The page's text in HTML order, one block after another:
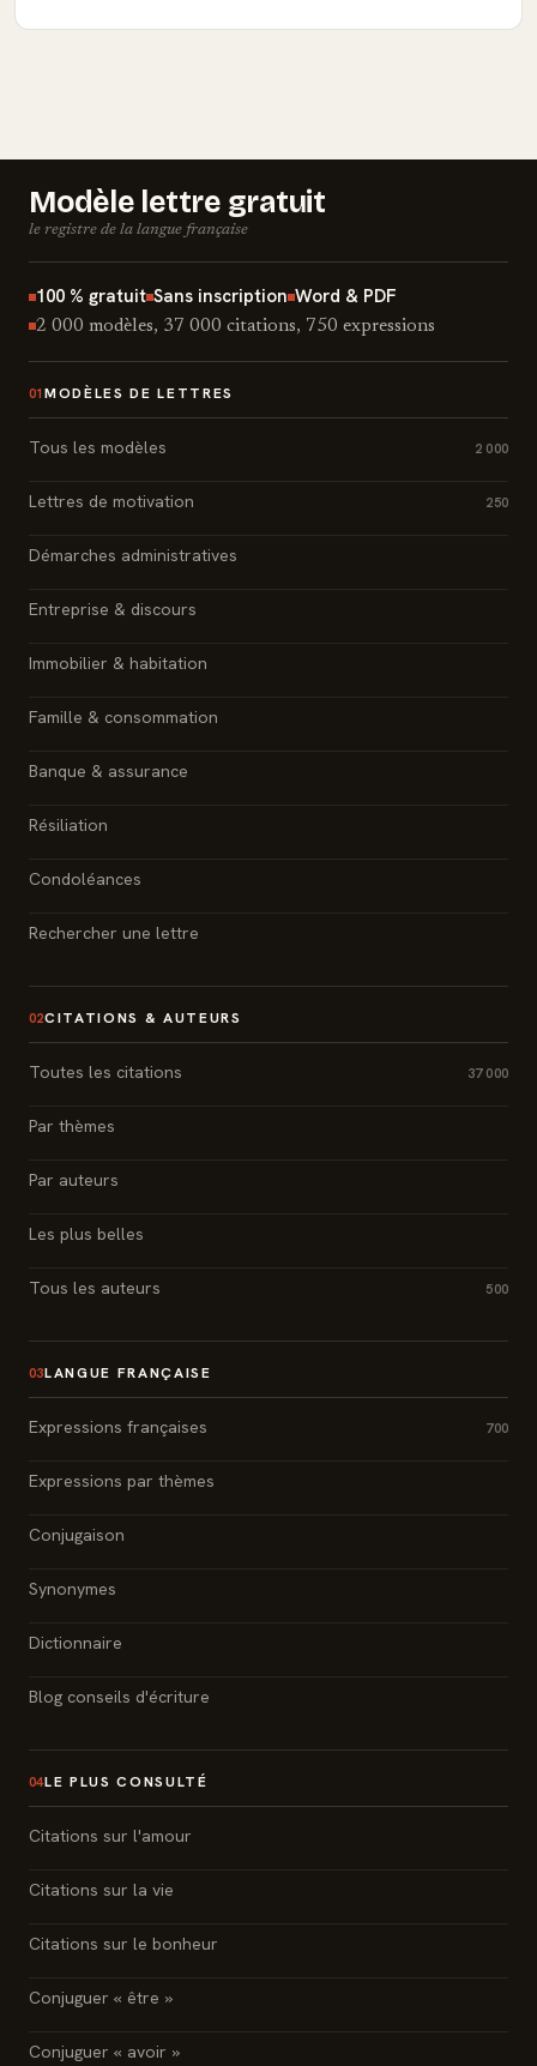
Modèle lettre gratuit
le registre de la langue française
100 % gratuit Sans inscription Word & PDF
2 000 modèles, 37 000 citations, 750 expressions
01 MODÈLES DE LETTRES
Tous les modèles 2 000
Lettres de motivation 250
Démarches administratives
Entreprise & discours
Immobilier & habitation
Famille & consommation
Banque & assurance
Résiliation
Condoléances
Rechercher une lettre
02CITATIONS & AUTEURS
Toutes les citations 37 000
Par thèmes
Par auteurs
Les plus belles
Tous les auteurs 500
03LANGUE FRANÇAISE
Expressions françaises 700
Expressions par thèmes
Conjugaison
Synonymes
Dictionnaire
Blog conseils d'écriture
04LE PLUS CONSULTÉ
Citations sur l'amour
Citations sur la vie
Citations sur le bonheur
Conjuguer « être »
Conjuguer « avoir »